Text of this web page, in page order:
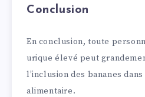
Conclusion
En conclusion, toute
urique élevé peut
l’inclusion des bananes
alimentaire.